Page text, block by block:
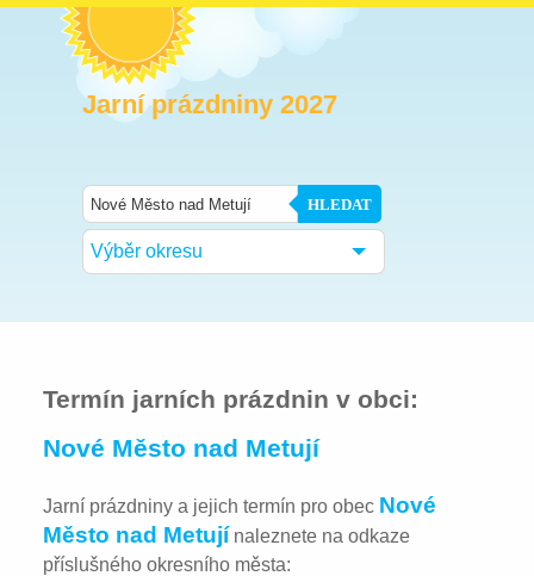
Jarní prázdniny 2027
HLEDAT
Výběr okresu
Termín jarních prázdnin v obci:
Nové Město nad Metují
Jarní prázdniny a jejich termín pro obec Nové
Město nad Metují naleznete na odkaze
příslušného okresního města: